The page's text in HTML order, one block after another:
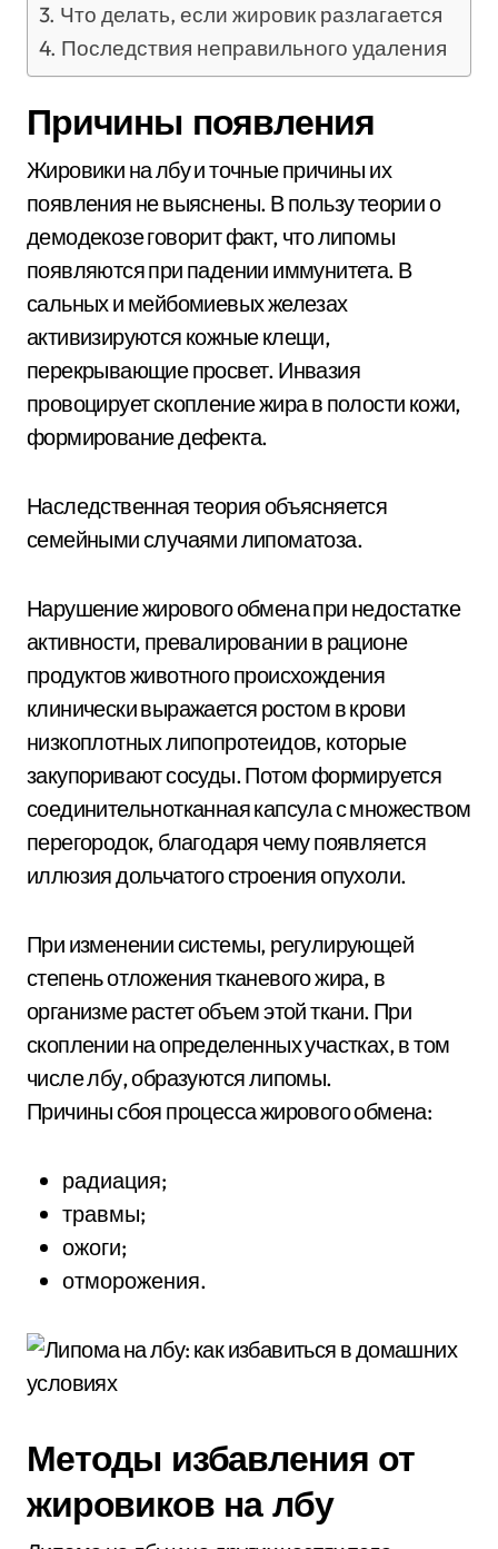
Что делать, если жировик разлагается
Последствия неправильного удаления
Причины появления
Жировики на лбу и точные причины их
появления не выяснены. В пользу теории о
демодекозе говорит факт, что липомы
появляются при падении иммунитета. В
сальных и мейбомиевых железах
активизируются кожные клещи,
перекрывающие просвет. Инвазия
провоцирует скопление жира в полости кожи,
формирование дефекта.
Наследственная теория объясняется
семейными случаями липоматоза.
Нарушение жирового обмена при недостатке
активности, превалировании в рационе
продуктов животного происхождения
клинически выражается ростом в крови
низкоплотных липопротеидов, которые
закупоривают сосуды. Потом формируется
соединительнотканная капсула с множеством
перегородок, благодаря чему появляется
иллюзия дольчатого строения опухоли.
При изменении системы, регулирующей
степень отложения тканевого жира, в
организме растет объем этой ткани. При
скоплении на определенных участках, в том
числе лбу, образуются липомы.
Причины сбоя процесса жирового обмена:
радиация;
травмы;
ожоги;
отморожения.
Методы избавления от
жировиков на лбу